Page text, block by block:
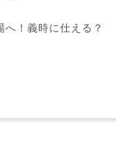
へ！義時に仕える？